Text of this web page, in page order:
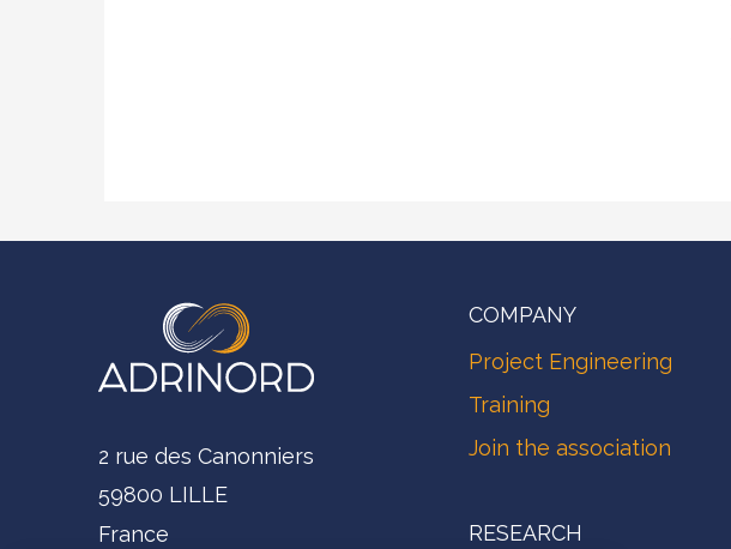
2 rue des Canonniers
59800 LILLE
France
COMPANY
Project Engineering
Training
Join the association
RESEARCH